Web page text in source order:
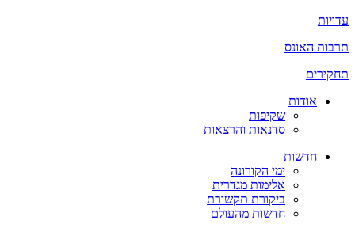
עדויות
תרבות האונס
תחקירים
אודות
שקיפות
סדנאות והרצאות
חדשות
ימי הקורונה
אלימות מגדרית
ביקורת תקשורת
חדשות מהעולם